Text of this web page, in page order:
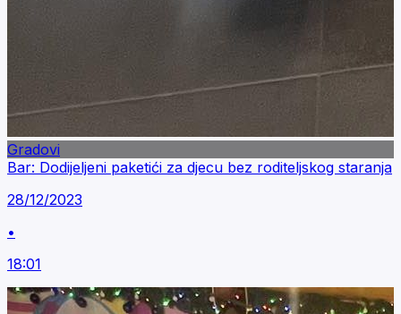
Gradovi
Bar: Dodijeljeni paketići za djecu bez roditeljskog staranja
28/12/2023
•
18:01